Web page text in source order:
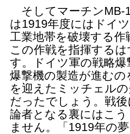
そしてマーチンMB-
は1919年度にはドイ
工業地帯を破壊する
この作戦を指揮する
す。ドイツ軍の戦略
爆撃機の製造が進む
を迎えたミッチェル
だったでしょう。戦
論者となる裏にはこ
ません。「1919年の